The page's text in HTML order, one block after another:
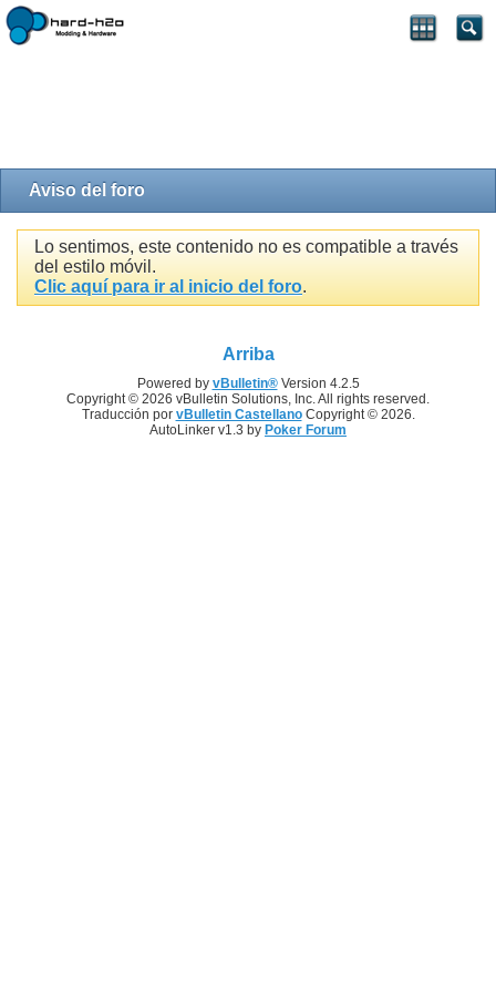
Aviso del foro
Lo sentimos, este contenido no es compatible a través
del estilo móvil.
Clic aquí para ir al inicio del foro.
Arriba
Powered by vBulletin®Version 4.2.5
Copyright © 2026 vBulletin Solutions, Inc. All rights reserved.
Traducción por vBulletin CastellanoCopyright © 2026.
AutoLinker v1.3 by Poker Forum